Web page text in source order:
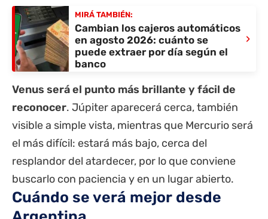
MIRÁ TAMBIÉN:
Cambian los cajeros automáticos
en agosto 2026: cuánto se
puede extraer por día según el
banco
›
Venus será el punto más brillante y fácil de
reconocer. Júpiter aparecerá cerca, también
visible a simple vista, mientras que Mercurio será
el más difícil: estará más bajo, cerca del
resplandor del atardecer, por lo que conviene
buscarlo con paciencia y en un lugar abierto.
Cuándo se verá mejor desde